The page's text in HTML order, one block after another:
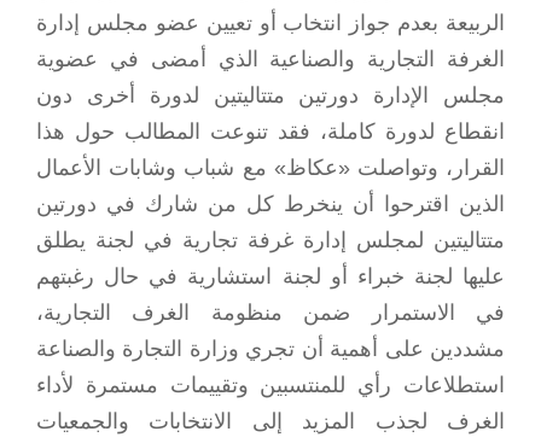
الربيعة بعدم جواز انتخاب أو تعيين عضو مجلس إدارة
الغرفة التجارية والصناعية الذي أمضى في عضوية
مجلس الإدارة دورتين متتاليتين لدورة أخرى دون
انقطاع لدورة كاملة، فقد تنوعت المطالب حول هذا
القرار، وتواصلت «عكاظ» مع شباب وشابات الأعمال
الذين اقترحوا أن ينخرط كل من شارك في دورتين
متتاليتين لمجلس إدارة غرفة تجارية في لجنة يطلق
عليها لجنة خبراء أو لجنة استشارية في حال رغبتهم
في الاستمرار ضمن منظومة الغرف التجارية،
مشددين على أهمية أن تجري وزارة التجارة والصناعة
استطلاعات رأي للمنتسبين وتقييمات مستمرة لأداء
الغرف لجذب المزيد إلى الانتخابات والجمعيات